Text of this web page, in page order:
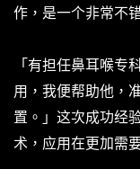
作，是一个非常不
「有担任鼻耳喉
用，我便帮助他，
置。」这次成功经
术，应用在更加需